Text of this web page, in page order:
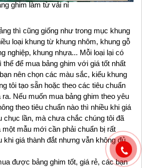
ghim làm từ vải nỉ
thì cũng giống như trong mục khung
loại khung từ khung nhôm, khung gỗ
nghiệp, khung nhựa... Mỗi loại lại có
để mua bảng ghim với giá tốt nhất
nên chọn các màu sắc, kiểu khung
tôi tạo sẵn hoặc theo các tiêu chuẩn
Nếu muốn mua bảng ghim theo yêu
theo tiêu chuẩn nào thì nhiều khi giá
chục lần, mà chưa chắc chúng tôi đã
một mẫu mới cần phải chuẩn bị rất
khi giá thành đắt nhưng vẫn không đủ
được bảng ghim tốt, giá rẻ, các bạn